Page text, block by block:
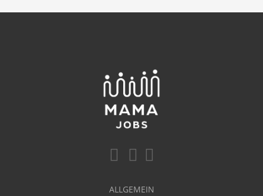
ALLGEMEIN